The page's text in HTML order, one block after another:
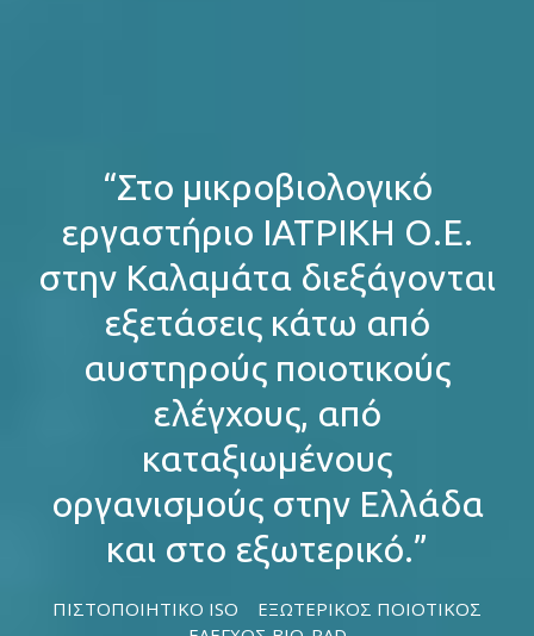
“Στο μικροβιολογικό
εργαστήριο ΙΑΤΡΙΚΗ Ο.Ε.
στην Καλαμάτα διεξάγονται
εξετάσεις κάτω από
αυστηρούς ποιοτικούς
ελέγχους, από
καταξιωμένους
οργανισμούς στην Ελλάδα
και στο εξωτερικό.”
ΠΙΣΤΟΠΟΙΗΤΙΚΟ ISO
ΕΞΩΤΕΡΙΚΟΣ ΠΟΙΟΤΙΚΟΣ